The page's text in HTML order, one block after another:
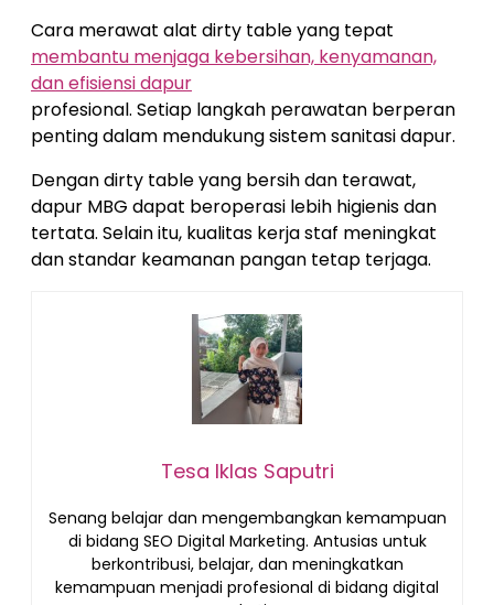
Cara merawat alat dirty table yang tepat
membantu menjaga kebersihan, kenyamanan,
dan efisiensi dapur
profesional. Setiap langkah perawatan berperan
penting dalam mendukung sistem sanitasi dapur.
Dengan dirty table yang bersih dan terawat,
dapur MBG dapat beroperasi lebih higienis dan
tertata. Selain itu, kualitas kerja staf meningkat
dan standar keamanan pangan tetap terjaga.
Tesa Iklas Saputri
Senang belajar dan mengembangkan kemampuan
di bidang SEO Digital Marketing. Antusias untuk
berkontribusi, belajar, dan meningkatkan
kemampuan menjadi profesional di bidang digital